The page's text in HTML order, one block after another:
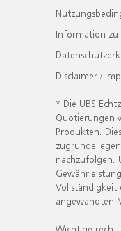
Information zu
Disclaimer /
* Die UBS
Quotierungen
Produkten.
nachzufolgen.
Vollständigkeit
angewandten